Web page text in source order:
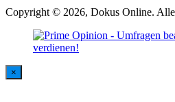
Copyright © 2026, Dokus Online. Alle
×